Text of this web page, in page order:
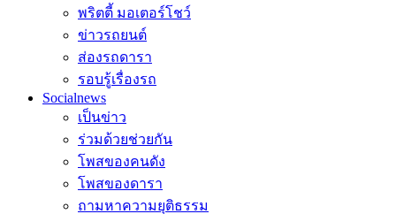
พริตตี้ มอเตอร์โชว์
ข่าวรถยนต์
ส่องรถดารา
รอบรู้เรื่องรถ
Socialnews
เป็นข่าว
ร่วมด้วยช่วยกัน
โพสของคนดัง
โพสของดารา
ถามหาความยุติธรรม